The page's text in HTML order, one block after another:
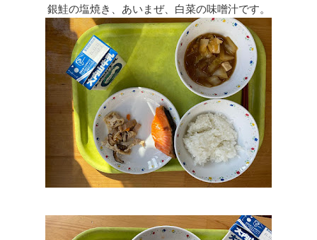
銀鮭の塩焼き、あいまぜ、白菜の味噌汁です。